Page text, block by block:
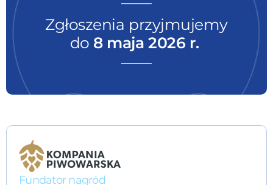
Zgłoszenia przyjmujemy
do 8 maja 2026 r.
Fundator nagród